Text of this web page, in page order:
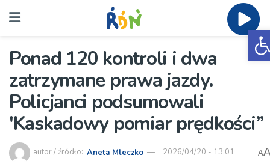
Ponad 120 kontroli i dwa
zatrzymane prawa jazdy.
Policjanci podsumowali
'Kaskadowy pomiar prędkości”
autor / źródło: Aneta Mleczko 2026/04/20 - 13:01 A